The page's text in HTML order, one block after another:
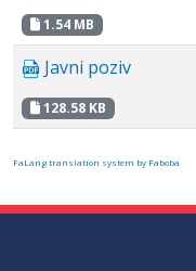
1.54 MB
Javni poziv
128.58 KB
FaLang translation system by Faboba